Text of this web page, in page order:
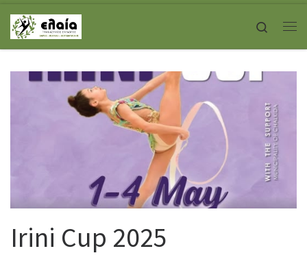
Skip to content
Search
Irini Cup 2025